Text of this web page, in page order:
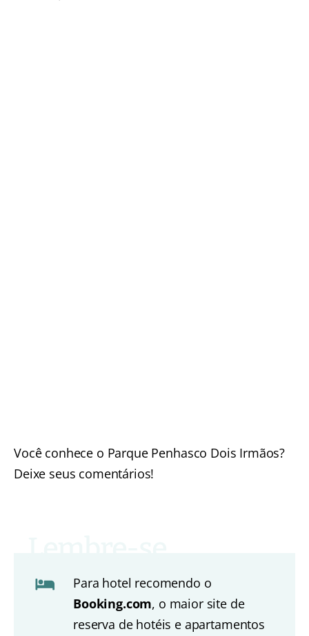
Você conhece o Parque Penhasco Dois Irmãos?
Deixe seus comentários!
Para hotel recomendo o
Booking.com, o maior site de
reserva de hotéis e apartamentos